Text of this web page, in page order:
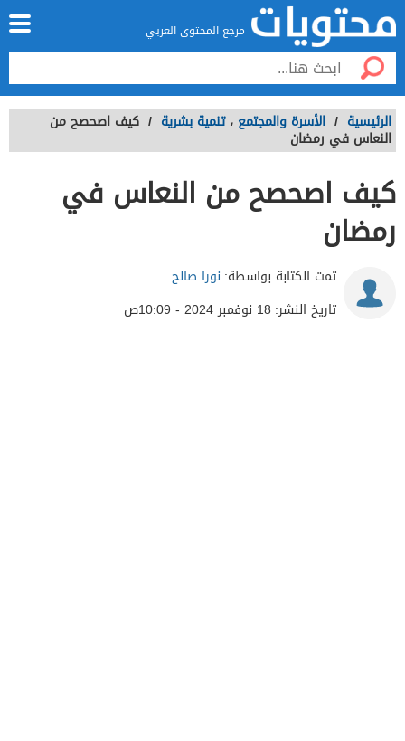
مرجع المحتوى العربي
الرئيسية / الأسرة والمجتمع ، تنمية بشرية / كيف اصحصح من
النعاس في رمضان
كيف اصحصح من النعاس في
رمضان
تمت الكتابة بواسطة: نورا صالح
تاريخ النشر: 18 نوفمبر 2024 - 10:09ص